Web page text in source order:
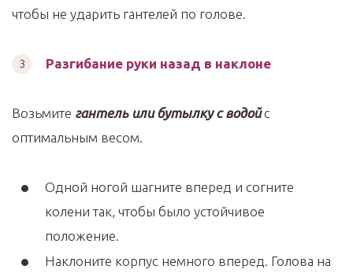
чтобы не ударить гантелей по голове.
Разгибание руки назад в наклоне
Возьмите гантель или бутылку с водойс
оптимальным весом.
Одной ногой шагните вперед и согните
колени так, чтобы было устойчивое
положение.
Наклоните корпус немного вперед. Голова на